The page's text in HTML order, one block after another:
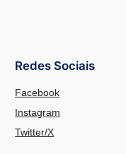
Redes Sociais
Facebook
Instagram
Twitter/X